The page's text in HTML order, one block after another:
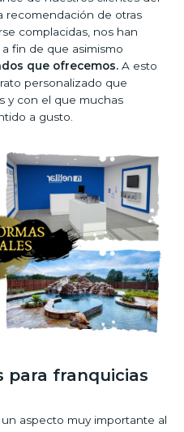
recomendación de otras
complacidas, nos han
fin de que asimismo
que ofrecemos. A esto
personalizado que
y con el que muchas
a gusto.
para franquicias
aspecto muy importante al